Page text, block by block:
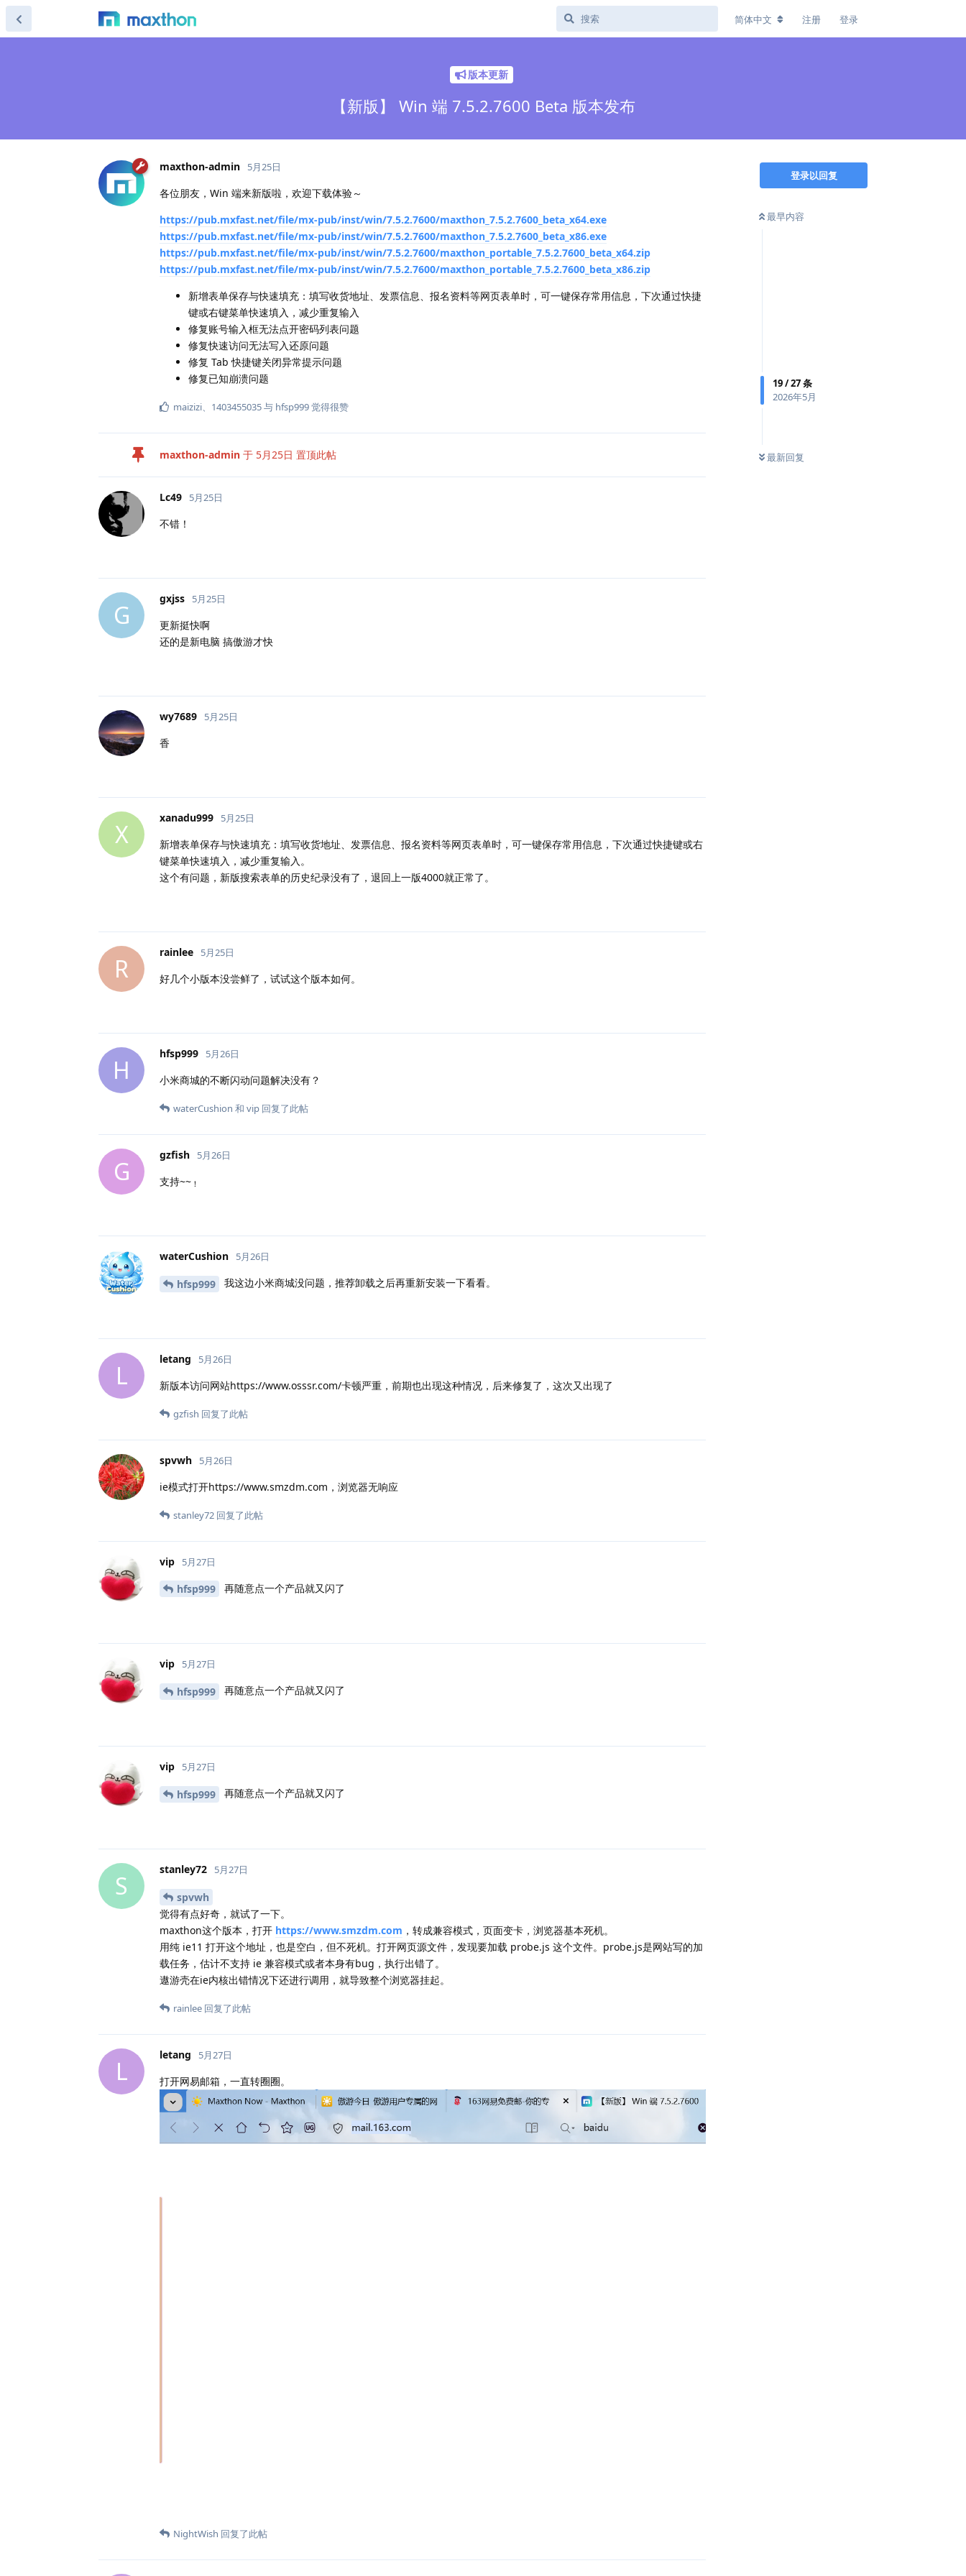
简体中文 注册 登录
版本更新
【新版】 Win 端 7.5.2.7600 Beta 版本发布
登录以回复
最早内容
19/27条
2026年5月
最新回复
maxthon-admin 5月25日
各位朋友，Win 端来新版啦，欢迎下载体验～
https://pub.mxfast.net/file/mx-pub/inst/win/7.5.2.7600/maxthon_7.5.2.7600_beta_x64.exe
https://pub.mxfast.net/file/mx-pub/inst/win/7.5.2.7600/maxthon_7.5.2.7600_beta_x86.exe
https://pub.mxfast.net/file/mx-pub/inst/win/7.5.2.7600/maxthon_portable_7.5.2.7600_beta_x64.zip
https://pub.mxfast.net/file/mx-pub/inst/win/7.5.2.7600/maxthon_portable_7.5.2.7600_beta_x86.zip
新增表单保存与快速填充：填写收货地址、发票信息、报名资料等网页表单时，可一键保存常用信息，下次通过快捷
键或右键菜单快速填入，减少重复输入
修复账号输入框无法点开密码列表问题
修复快速访问无法写入还原问题
修复 Tab 快捷键关闭异常提示问题
修复已知崩溃问题
maizizi、 1403455035与 hfsp999觉得很赞
maxthon-admin 于 5月25日 置顶此帖
Lc49 5月25日
不错！
G
gxjss 5月25日
更新挺快啊
还的是新电脑 搞傲游才快
wy7689 5月25日
香
X
xanadu999 5月25日
新增表单保存与快速填充：填写收货地址、发票信息、报名资料等网页表单时，可一键保存常用信息，下次通过快捷键或右
键菜单快速填入，减少重复输入。
这个有问题，新版搜索表单的历史纪录没有了，退回上一版4000就正常了。
R
rainlee 5月25日
好几个小版本没尝鲜了，试试这个版本如何。
H
hfsp999 5月26日
小米商城的不断闪动问题解决没有？
waterCushion 和 vip 回复了此帖
G
gzfish 5月26日
支持~~ ！
waterCushion 5月26日
hfsp999 我这边小米商城没问题，推荐卸载之后再重新安装一下看看。
L
letang 5月26日
新版本访问网站https://www.osssr.com/卡顿严重，前期也出现这种情况，后来修复了，这次又出现了
gzfish 回复了此帖
spvwh 5月26日
ie模式打开https://www.smzdm.com，浏览器无响应
stanley72 回复了此帖
vip 5月27日
hfsp999 再随意点一个产品就又闪了
vip 5月27日
hfsp999 再随意点一个产品就又闪了
vip 5月27日
hfsp999 再随意点一个产品就又闪了
S
stanley72 5月27日
spvwh
觉得有点好奇，就试了一下。
maxthon这个版本，打开 https://www.smzdm.com ，转成兼容模式，页面变卡，浏览器基本死机。
用纯 ie11 打开这个地址，也是空白，但不死机。打开网页源文件，发现要加载 probe.js 这个文件。probe.js是网站写的加
载任务，估计不支持 ie 兼容模式或者本身有bug，执行出错了。
遨游壳在ie内核出错情况下还进行调用，就导致整个浏览器挂起。
rainlee 回复了此帖
L
letang 5月27日
打开网易邮箱，一直转圈圈。
NightWish 回复了此帖